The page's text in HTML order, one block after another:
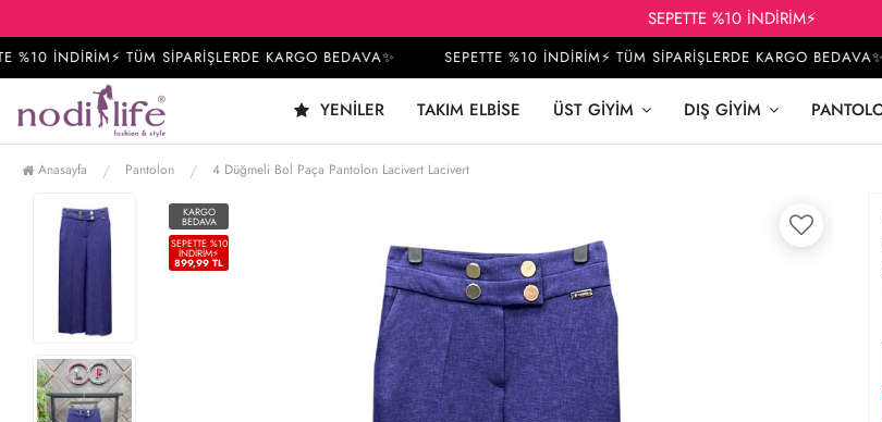
SEPETTE %10 İNDİRİM⚡
İNDİRİM⚡ TÜM SİPARİŞLERDE KARGO BEDAVA✨ SEPETTE %10 İNDİRİM⚡ TÜM SİPARİŞLERDE KARGO BEDAVA✨
YENILER TAKIM ELBISE ÜST GIYIM DIŞ GIYIM
Anasayfa Pantolon 4 Düğmeli Bol Paça Pantolon Lacivert Lacivert
KARGO
BEDAVA
SEPETTE %10
İNDIRIM⚡
899,99 TL